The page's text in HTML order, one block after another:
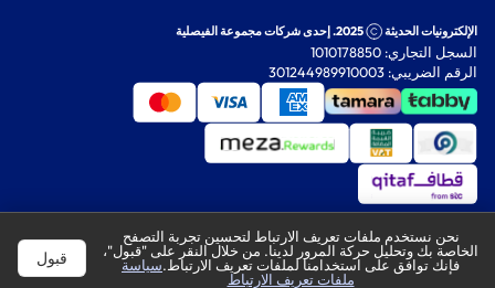
الإلكترونيات الحديثة 2025. إحدى شركات مجموعة الفيصلية
السجل التجاري: 1010178850
الرقم الضريبي: 301244989910003
نحن نستخدم ملفات تعريف الارتباط لتحسين تجربة التصفح
الخاصة بك وتحليل حركة المرور لدينا. من خلال النقر على "قبول"،
فإنك توافق على استخدامنا لملفات تعريف الارتباط.سياسة
ملفات تعريف الارتباط
قبول